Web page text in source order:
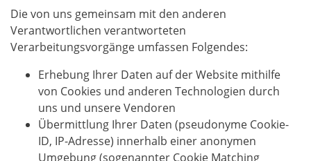
Die von uns gemeinsam mit den anderen
Verantwortlichen verantworteten
Verarbeitungsvorgänge umfassen Folgendes:
Erhebung Ihrer Daten auf der Website mithilfe
von Cookies und anderen Technologien durch
uns und unsere Vendoren
Übermittlung Ihrer Daten (pseudonyme Cookie-
ID, IP-Adresse) innerhalb einer anonymen
Umgebung (sogenannter Cookie Matching